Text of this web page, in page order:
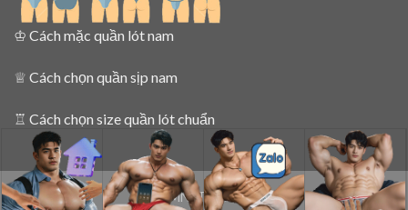
♔ Cách mặc quần lót nam
♕ Cách chọn quần sịp nam
♖ Cách chọn size quần lót chuẩn
SIPNAMNET 2015 - 2025